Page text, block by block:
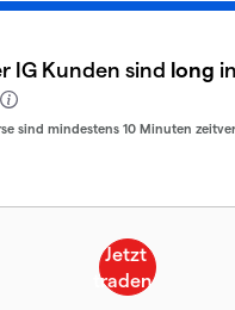
IG Kunden sind long
sind mindestens 10 Minuten